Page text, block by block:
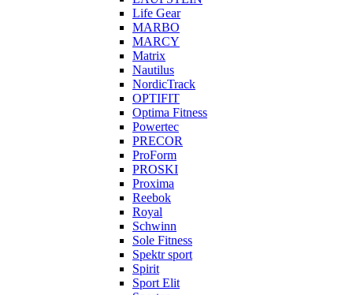
Life Gear
MARBO
MARCY
Matrix
Nautilus
NordicTrack
OPTIFIT
Optima Fitness
Powertec
PRECOR
ProForm
PROSKI
Proxima
Reebok
Royal
Schwinn
Sole Fitness
Spektr sport
Spirit
Sport Elit